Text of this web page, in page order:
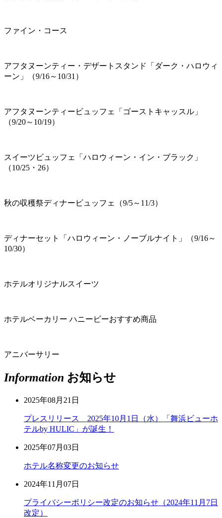
ファイン・コース
アフタヌーンティー・デザートスタンド「ダーク・ハロウィ
ーン」（9/16～10/31）
アフタヌーンティービュッフェ「ゴーストキャッスル」
（9/20～10/19）
スイーツビュッフェ「ハロウィーン・イン・ブラック」
（10/25・26）
秋の収穫祭ディナービュッフェ（9/5～11/3）
ディナーセット「ハロウィーン・ノーブルナイト」（9/16～
10/30）
ホテルオリジナルスイーツ
ホテルベーカリー ハニービーおすすめ商品
アニバーサリー
Information お知らせ
2025年08月21日
プレスリリース 2025年10月1日（水）「舞浜ビューホ
テルby HULIC」が誕生！
2025年07月03日
ホテル名称変更のお知らせ
2024年11月07日
プライバシーポリシー改定のお知らせ（2024年11月7日
改定）